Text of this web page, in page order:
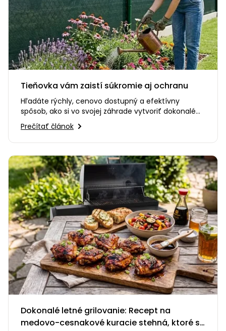
Tieňovka vám zaistí súkromie aj ochranu
Hľadáte rýchly, cenovo dostupný a efektívny
spôsob, ako si vo svojej záhrade vytvoriť dokonalé
súkromie? Alebo…
Prečítať článok
Dokonalé letné grilovanie: Recept na
medovo-cesnakové kuracie stehná, ktoré si